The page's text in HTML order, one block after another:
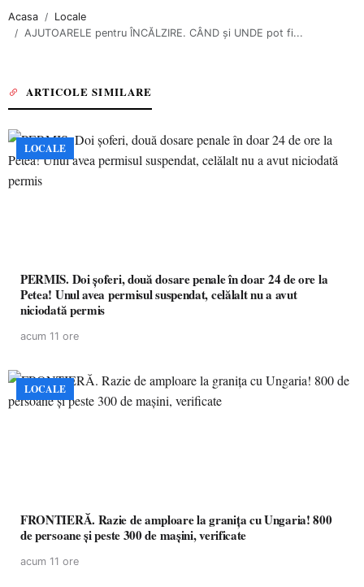
Acasa
Locale
AJUTOARELE pentru ÎNCĂLZIRE. CÂND și UNDE pot fi...
ARTICOLE SIMILARE
LOCALE
PERMIS. Doi șoferi, două dosare penale în doar 24 de ore la
Petea! Unul avea permisul suspendat, celălalt nu a avut
niciodată permis
acum 11 ore
LOCALE
FRONTIERĂ. Razie de amploare la granița cu Ungaria! 800
de persoane și peste 300 de mașini, verificate
acum 11 ore